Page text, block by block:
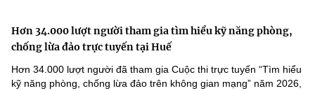
Hơn 34.000 lượt người tham gia tìm hiểu kỹ năng phòng,
chống lừa đảo trực tuyến tại Huế
Hơn 34.000 lượt người đã tham gia Cuộc thi trực tuyến “Tìm hiểu
kỹ năng phòng, chống lừa đảo trên không gian mạng” năm 2026,